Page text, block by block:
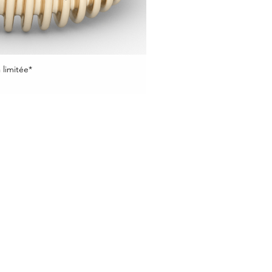
rapide
limitée*